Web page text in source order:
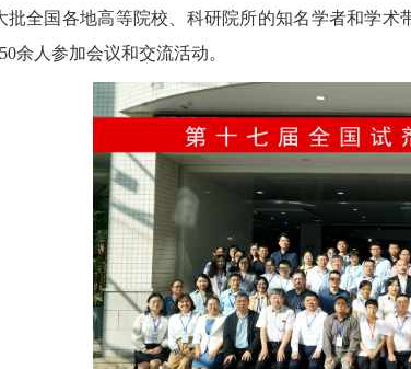
批全国各地高等院校、科研院所的知名学者和学
余人参加会议和交流活动。